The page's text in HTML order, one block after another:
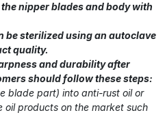
nipper blades and body with
be sterilized using an autoclave
quality.
and durability after
should follow these steps:
blade part) into anti-rust oil or
products on the market such